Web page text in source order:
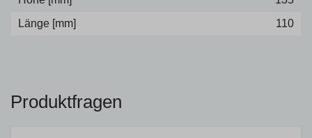
Länge [mm]
110
Produktfragen